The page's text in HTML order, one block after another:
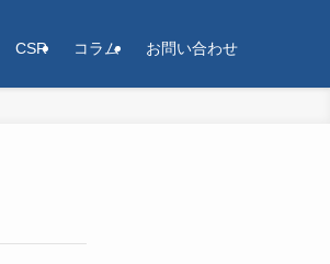
CSR コラム お問い合わせ